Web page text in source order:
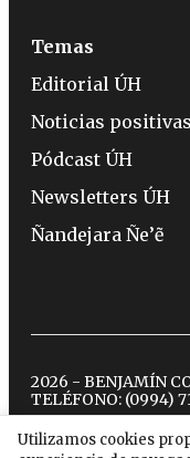
Utilizamos cookies
Temas
Editorial ÚH
Noticias positivas
Pódcast ÚH
Newsletters ÚH
Ñandejara Ñe’ẽ
2026 - BENJAMÍN
TELÉFONO: (0994)